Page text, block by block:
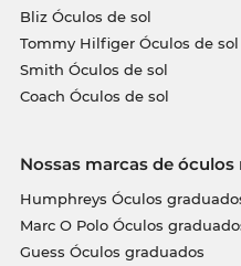
Bliz Óculos de sol
Tommy Hilfiger Óculos de sol
Smith Óculos de sol
Coach Óculos de sol
Nossas marcas de
Humphreys Óculos
Marc O Polo Óculos
Guess Óculos graduados